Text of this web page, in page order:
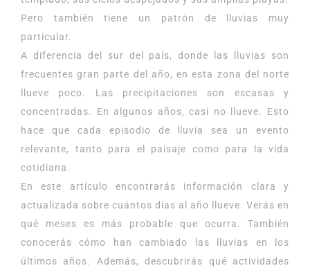
Pero también tiene un patrón de lluvias muy
particular.
A diferencia del sur del país, donde las lluvias son
frecuentes gran parte del año, en esta zona del norte
llueve poco. Las precipitaciones son escasas y
concentradas. En algunos años, casi no llueve. Esto
hace que cada episodio de lluvia sea un evento
relevante, tanto para el paisaje como para la vida
cotidiana.
En este artículo encontrarás información clara y
actualizada sobre cuántos días al año llueve. Verás en
qué meses es más probable que ocurra. También
conocerás cómo han cambiado las lluvias en los
últimos años. Además, descubrirás qué actividades